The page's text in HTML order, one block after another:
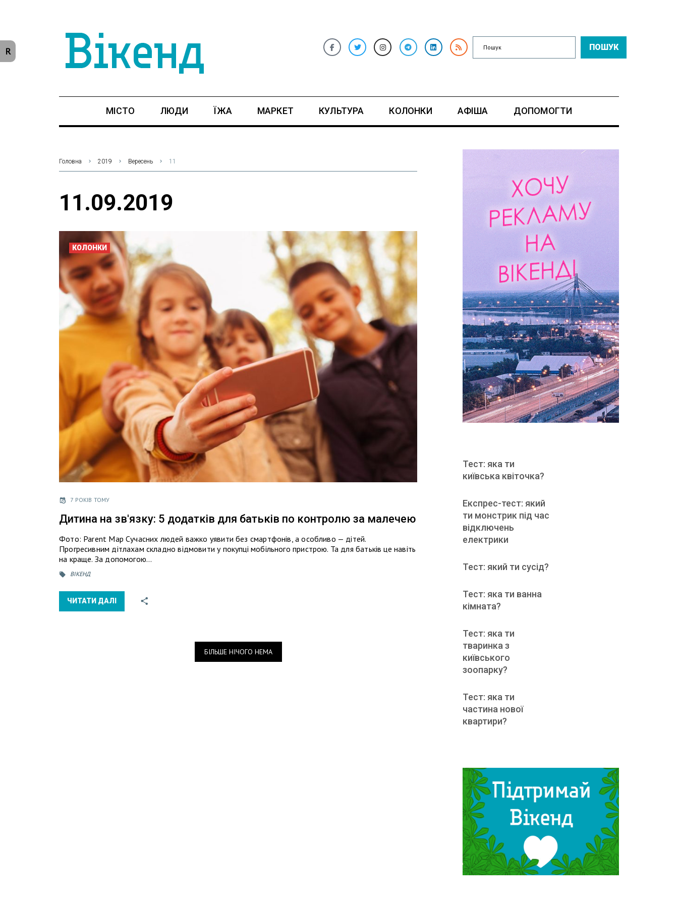
ПОШУК
МІСТО ЛЮДИ ЇЖА МАРКЕТ КУЛЬТУРА КОЛОНКИ АФІША ДОПОМОГТИ
Головна 2019 Вересень 11
11.09.2019
КОЛОНКИ
7 РОКІВ ТОМУ
Дитина на зв'язку: 5 додатків для батьків по контролю за малечею
Фото: Parent Map Сучасних людей важко уявити без смартфонів, а особливо — дітей.
Прогресивним дітлахам складно відмовити у покупці мобільного пристрою. Та для батьків це навіть
на краще. За допомогою…
ВІКЕНД
ЧИТАТИ ДАЛІ
БІЛЬШЕ НІЧОГО НЕМА
Тест: яка ти
київська квіточка?
Експрес-тест: який
ти монстрик під час
відключень
електрики
Тест: який ти сусід?
Тест: яка ти ванна
кімната?
Тест: яка ти
тваринка з
київського
зоопарку?
Тест: яка ти
частина нової
квартири?
R